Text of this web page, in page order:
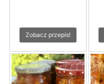
Zobacz przepis!